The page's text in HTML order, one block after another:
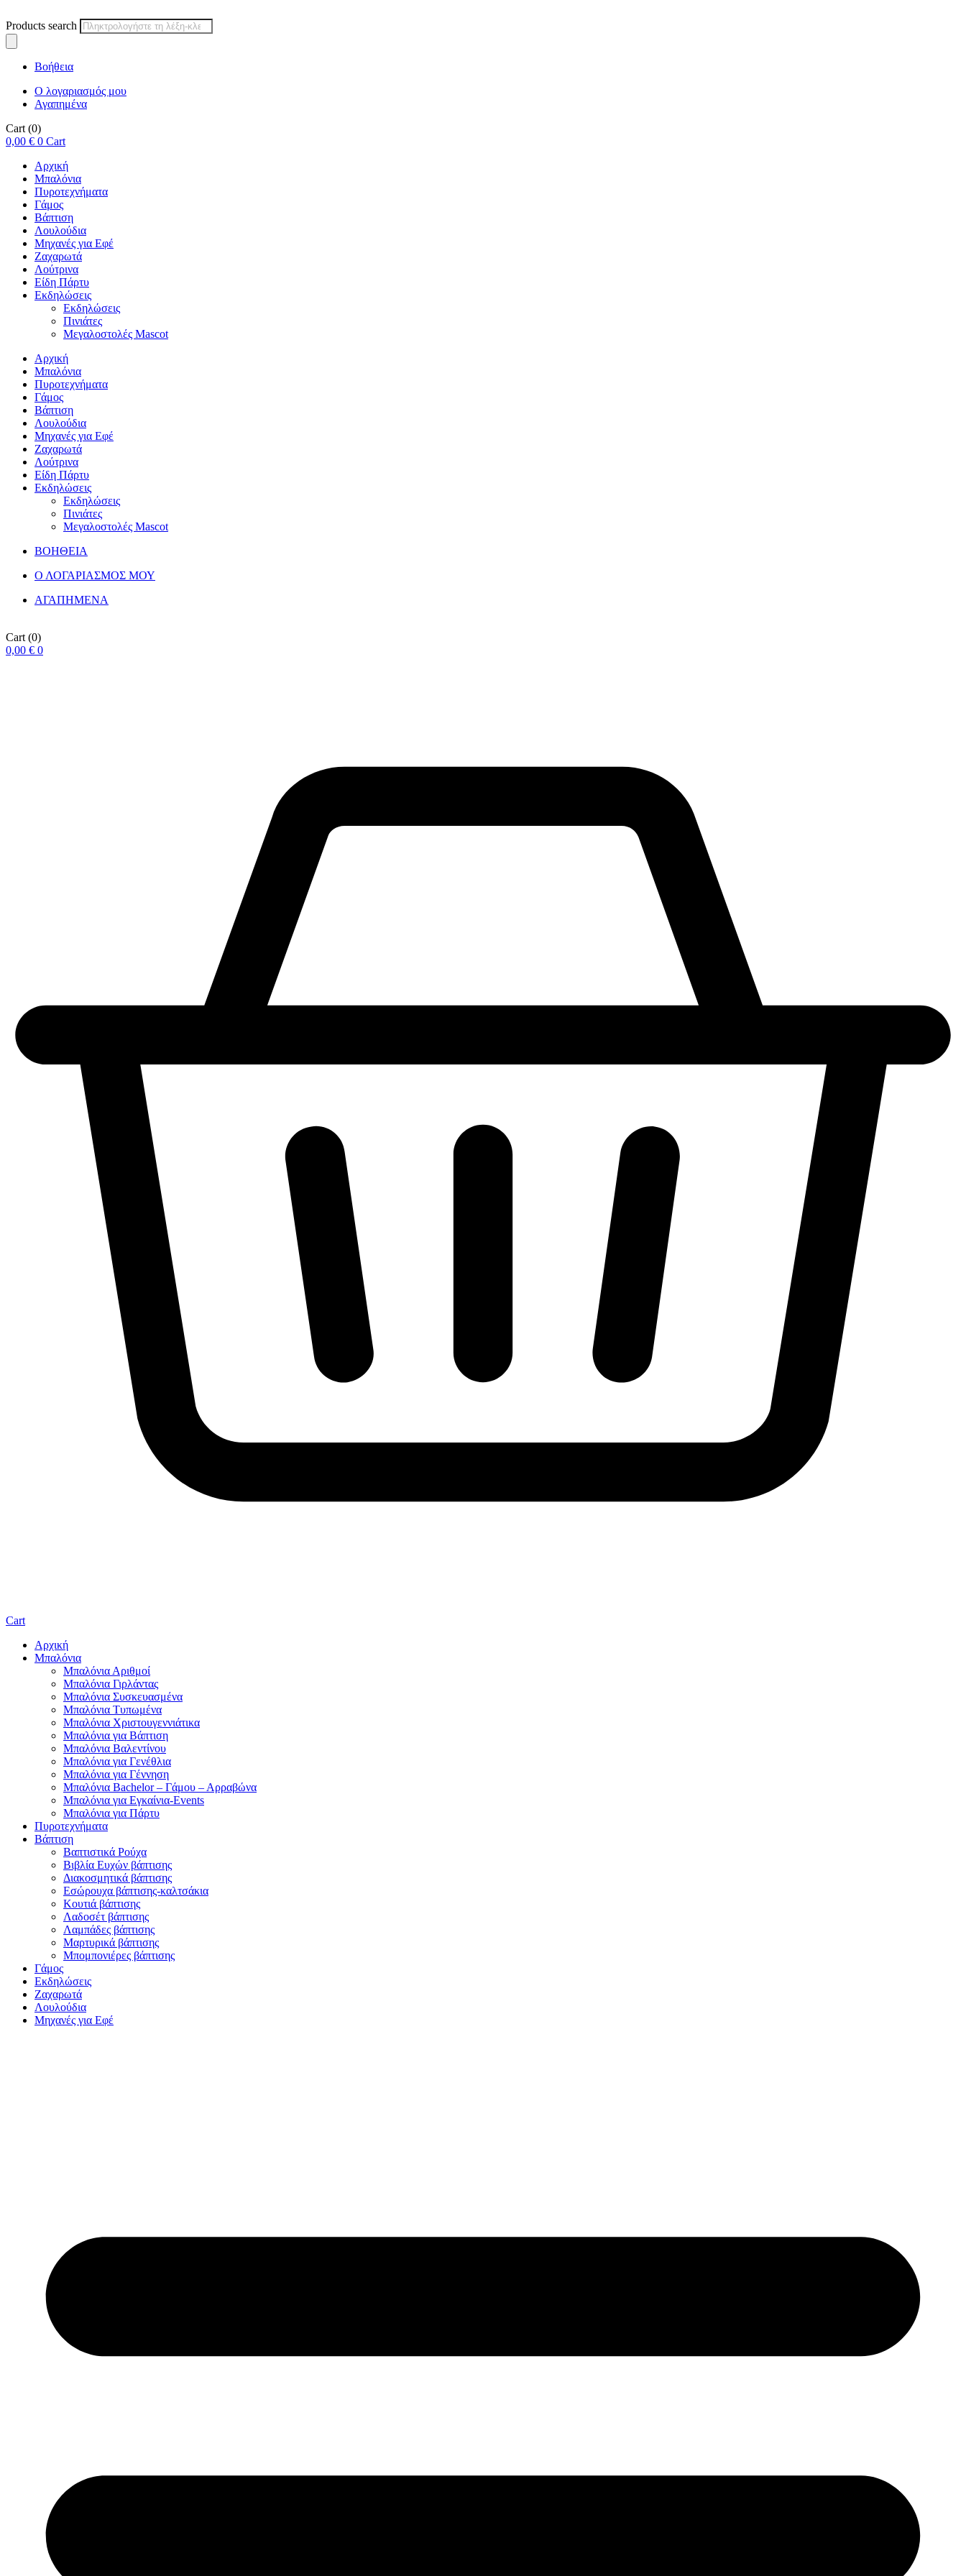
Products search
Βοήθεια
Ο λογαριασμός μου
Αγαπημένα
Cart (0)
0,00 € 0 Cart
Αρχική
Μπαλόνια
Πυροτεχνήματα
Γάμος
Βάπτιση
Λουλούδια
Μηχανές για Εφέ
Ζαχαρωτά
Λούτρινα
Είδη Πάρτυ
Εκδηλώσεις
Εκδηλώσεις
Πινιάτες
Μεγαλοστολές Mascot
Αρχική
Μπαλόνια
Πυροτεχνήματα
Γάμος
Βάπτιση
Λουλούδια
Μηχανές για Εφέ
Ζαχαρωτά
Λούτρινα
Είδη Πάρτυ
Εκδηλώσεις
Εκδηλώσεις
Πινιάτες
Μεγαλοστολές Mascot
ΒΟΗΘΕΙΑ
Ο ΛΟΓΑΡΙΑΣΜΟΣ ΜΟΥ
ΑΓΑΠΗΜΕΝΑ
Cart (0)
0,00 € 0
Cart
Αρχική
Μπαλόνια
Μπαλόνια Αριθμοί
Μπαλόνια Γιρλάντας
Μπαλόνια Συσκευασμένα
Μπαλόνια Τυπωμένα
Μπαλόνια Χριστουγεννιάτικα
Μπαλόνια για Βάπτιση
Μπαλόνια Βαλεντίνου
Μπαλόνια για Γενέθλια
Μπαλόνια για Γέννηση
Μπαλόνια Bachelor – Γάμου – Αρραβώνα
Μπαλόνια για Εγκαίνια-Events
Μπαλόνια για Πάρτυ
Πυροτεχνήματα
Βάπτιση
Βαπτιστικά Ρούχα
Βιβλία Ευχών βάπτισης
Διακοσμητικά βάπτισης
Εσώρουχα βάπτισης-καλτσάκια
Κουτιά βάπτισης
Λαδοσέτ βάπτισης
Λαμπάδες βάπτισης
Μαρτυρικά βάπτισης
Μπομπονιέρες βάπτισης
Γάμος
Εκδηλώσεις
Ζαχαρωτά
Λουλούδια
Μηχανές για Εφέ